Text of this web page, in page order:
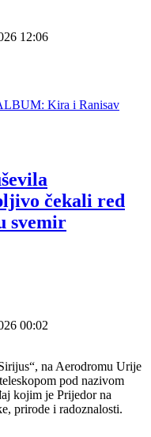
12:06
Kira i Ranisav
čekali red
svemir
00:02
na Aerodromu Urije
pod nazivom
kojim je Prijedor na
prirode i radoznalosti.